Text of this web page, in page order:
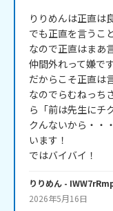
りりめんは正直は
でも正直を言うこ
なので正直はまあ
仲間外れって嫌で
だからこそ正直は
なのでらむねっち
ら「前は先生にチ
クんないから・・
います！
ではバイバイ！
りりめん -
2026年5月16日